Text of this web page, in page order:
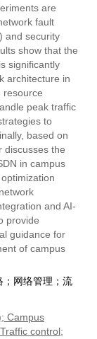
are
fault
and security
show that the
significantly
architecture in
resource
peak traffic
to
based on
discusses the
in campus
and AI-
provide
guidance for
of campus
；网络管理；流
Campus
control;